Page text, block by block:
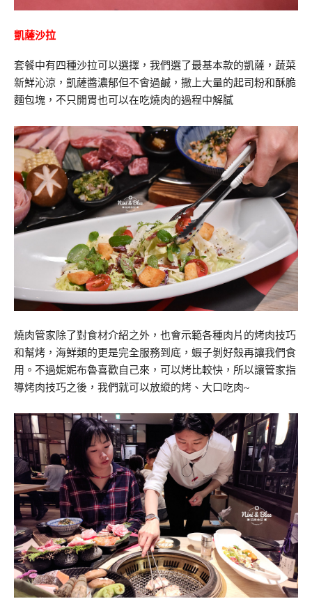
凱薩沙拉
套餐中有四種沙拉可以選擇，我們選了最基本款的凱薩，蔬菜
新鮮沁涼，凱薩醬濃郁但不會過鹹，撒上大量的起司粉和酥脆
麵包塊，不只開胃也可以在吃燒肉的過程中解膩
燒肉管家除了對食材介紹之外，也會示範各種肉片的烤肉技巧
和幫烤，海鮮類的更是完全服務到底，蝦子剝好殼再讓我們食
用。不過妮妮布魯喜歡自己來，可以烤比較快，所以讓管家指
導烤肉技巧之後，我們就可以放縱的烤、大口吃肉~